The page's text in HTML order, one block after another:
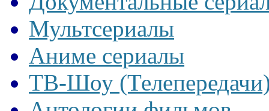
Мультсериалы
Аниме сериалы
ТВ-Шоу